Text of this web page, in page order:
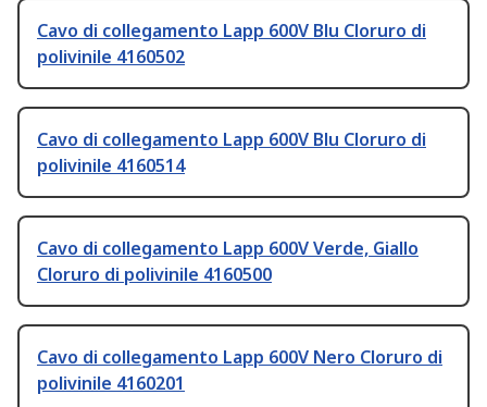
Cavo di collegamento Lapp 600V Blu Cloruro di
polivinile 4160502
Cavo di collegamento Lapp 600V Blu Cloruro di
polivinile 4160514
Cavo di collegamento Lapp 600V Verde, Giallo
Cloruro di polivinile 4160500
Cavo di collegamento Lapp 600V Nero Cloruro di
polivinile 4160201